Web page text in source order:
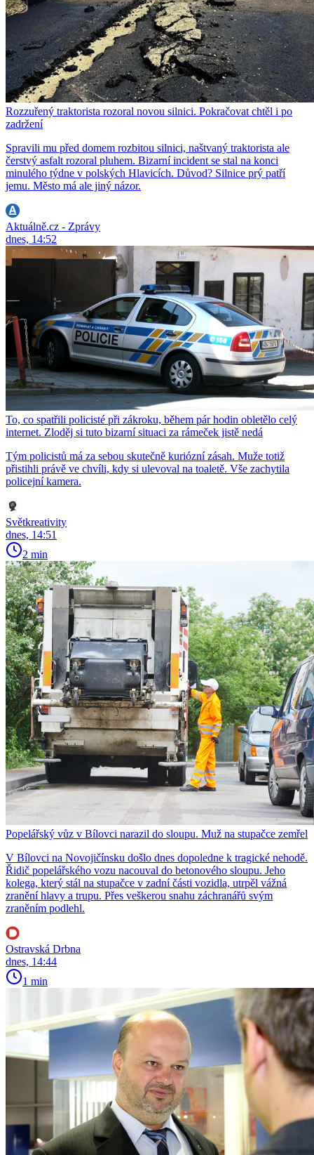
Rozzuřený traktorista rozoral novou silnici. Pokračovat chtěl i po
zadržení
Spravili mu před domem rozbitou silnici, naštvaný traktorista ale
čerstvý asfalt rozoral pluhem. Bizarní incident se stal na konci
minulého týdne v polských Hlavicích. Důvod? Silnice prý patří
jemu. Město má ale jiný názor.
Aktuálně.cz - Zprávy
dnes, 14:52
To, co spatřili policisté při zákroku, během pár hodin obletělo celý
internet. Zloděj si tuto bizarní situaci za rámeček jistě nedá
Tým policistů má za sebou skutečně kuriózní zásah. Muže totiž
přistihli právě ve chvíli, kdy si ulevoval na toaletě. Vše zachytila
policejní kamera.
Světkreativity
dnes, 14:51
2 min
Popelářský vůz v Bílovci narazil do sloupu. Muž na stupačce zemřel
V Bílovci na Novojičínsku došlo dnes dopoledne k tragické nehodě.
Řidič popelářského vozu nacouval do betonového sloupu. Jeho
kolega, který stál na stupačce v zadní části vozidla, utrpěl vážná
zranění hlavy a trupu. Přes veškerou snahu záchranářů svým
zraněním podlehl.
Ostravská Drbna
dnes, 14:44
1 min